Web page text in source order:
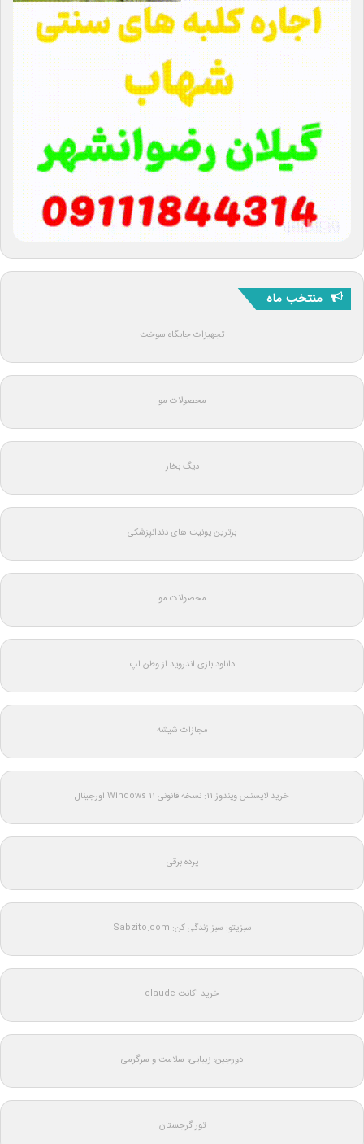
منتخب ماه
تجهیزات جایگاه سوخت
محصولات مو
دیگ بخار
برترین یونیت های دندانپزشکی
محصولات مو
دانلود بازی اندروید از وطن اپ
مجازات شیشه
خرید لایسنس ویندوز 11: نسخه قانونی Windows 11 اورجینال
پرده برقی
سبزیتو: سبز زندگی کن: Sabzito.com
خرید اکانت claude
دورجین؛ زیبایی، سلامت و سرگرمی
تور گرجستان